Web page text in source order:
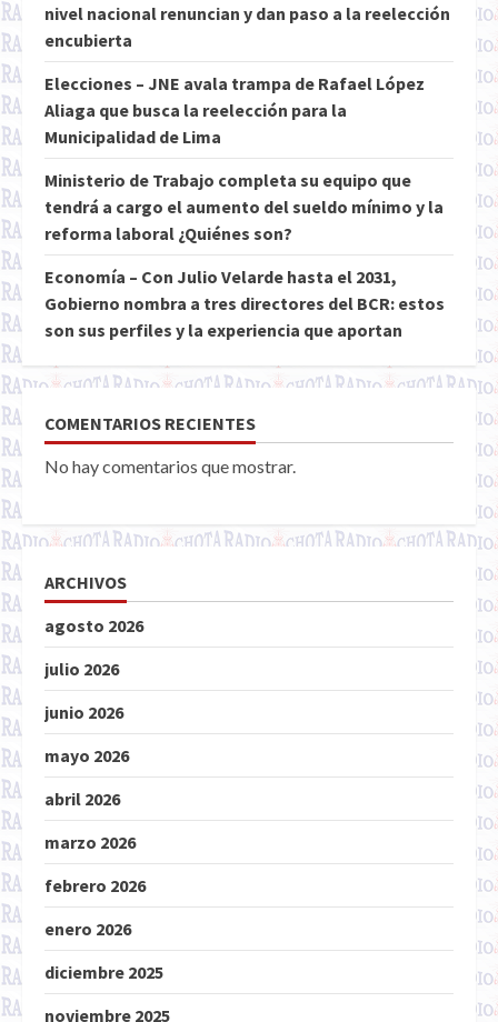
nivel nacional renuncian y dan paso a la reelección
encubierta
Elecciones – JNE avala trampa de Rafael López
Aliaga que busca la reelección para la
Municipalidad de Lima
Ministerio de Trabajo completa su equipo que
tendrá a cargo el aumento del sueldo mínimo y la
reforma laboral ¿Quiénes son?
Economía – Con Julio Velarde hasta el 2031,
Gobierno nombra a tres directores del BCR: estos
son sus perfiles y la experiencia que aportan
COMENTARIOS RECIENTES
No hay comentarios que mostrar.
ARCHIVOS
agosto 2026
julio 2026
junio 2026
mayo 2026
abril 2026
marzo 2026
febrero 2026
enero 2026
diciembre 2025
noviembre 2025